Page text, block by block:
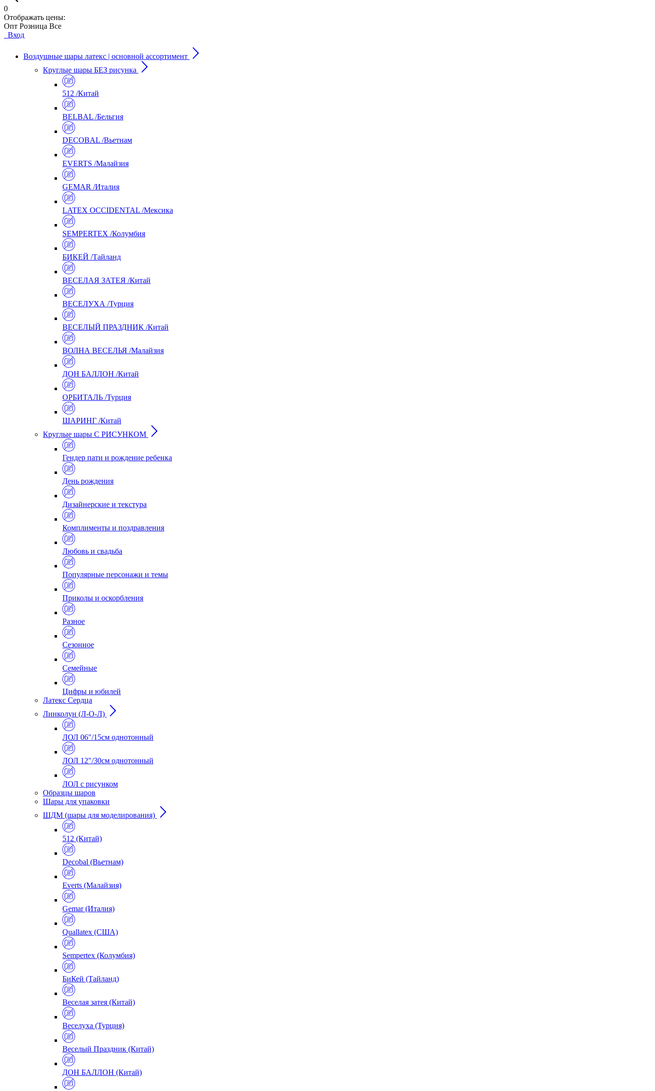
0
Отображать цены:
Опт Розница Все
Вход
Воздушные шары латекс | основной ассортимент
Круглые шары БЕЗ рисунка
512 /Китай
BELBAL /Бельгия
DECOBAL /Вьетнам
EVERTS /Малайзия
GEMAR /Италия
LATEX OCCIDENTAL /Мексика
SEMPERTEX /Колумбия
БИКЕЙ /Тайланд
ВЕСЕЛАЯ ЗАТЕЯ /Китай
ВЕСЕЛУХА /Турция
ВЕСЕЛЫЙ ПРАЗДНИК /Китай
ВОЛНА ВЕСЕЛЬЯ /Малайзия
ДОН БАЛЛОН /Китай
ОРБИТАЛЬ /Турция
ШАРИНГ /Китай
Круглые шары С РИСУНКОМ
Гендер пати и рождение ребенка
День рождения
Дизайнерские и текстура
Комплименты и поздравления
Любовь и свадьба
Популярные персонажи и темы
Приколы и оскорбления
Разное
Сезонное
Семейные
Цифры и юбилей
Латекс Сердца
Линколун (Л-О-Л)
ЛОЛ 06"/15см однотонный
ЛОЛ 12"/30см однотонный
ЛОЛ с рисунком
Образцы шаров
Шары для упаковки
ШДМ (шары для моделирования)
512 (Китай)
Decobal (Вьетнам)
Everts (Малайзия)
Gemar (Италия)
Quallatex (США)
Sempertex (Колумбия)
БиКей (Тайланд)
Веселая затея (Китай)
Веселуха (Турция)
Веселый Праздник (Китай)
ДОН БАЛЛОН (Китай)